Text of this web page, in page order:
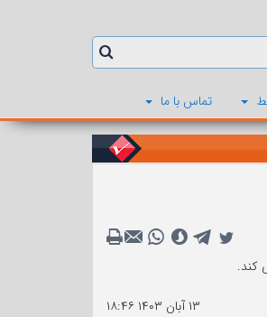
تماس با ما
کند.
۱۳ آبان ۱۴۰۳
۱۸:۴۶